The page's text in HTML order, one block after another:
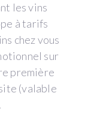
les vins
à tarifs
chez vous
sur
première
(valable